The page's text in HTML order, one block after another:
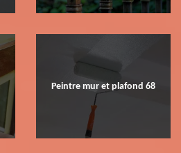
Peintre mur et plafond 68